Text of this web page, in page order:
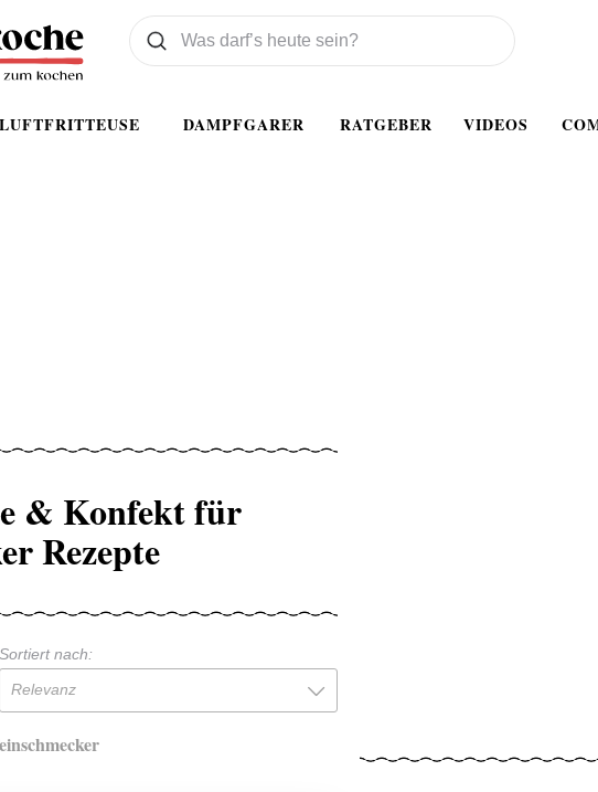
DAMPFGARER RATGEBER VIDEOS
Was wollen Sie suchen
Suchen
& Konfekt für
Rezepte
Sortiert nach:
Relevanz